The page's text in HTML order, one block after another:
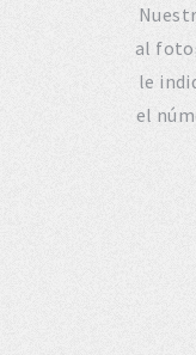
al
le
el